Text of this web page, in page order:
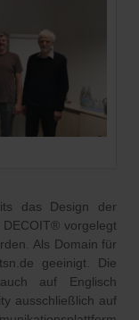
das Design der
vorgelegt
Als Domain für
geeinigt. Die
auf Englisch
ausschließlich auf